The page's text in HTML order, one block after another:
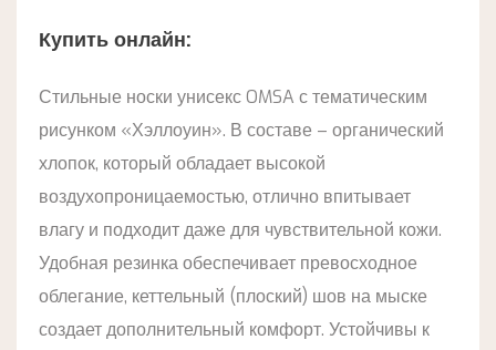
Купить онлайн:
Стильные носки унисекс OMSA с тематическим
рисунком «Хэллоуин». В составе – органический
хлопок, который обладает высокой
воздухопроницаемостью, отлично впитывает
влагу и подходит даже для чувствительной кожи.
Удобная резинка обеспечивает превосходное
облегание, кеттельный (плоский) шов на мыске
создает дополнительный комфорт. Устойчивы к